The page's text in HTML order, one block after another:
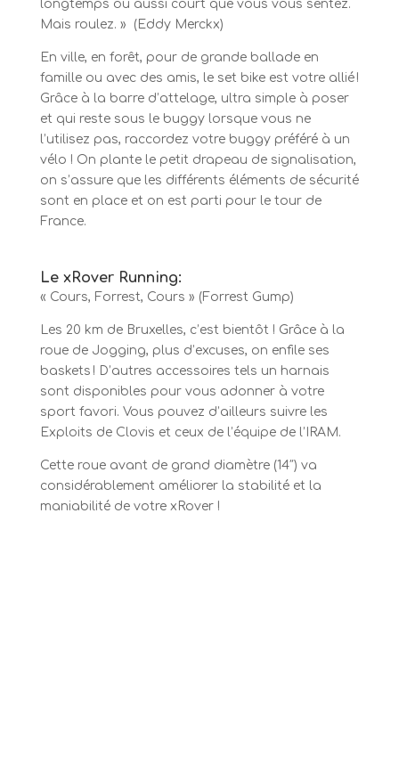
longtemps ou aussi court que vous vous sentez.
Mais roulez. » (Eddy Merckx)
En ville, en forêt, pour de grande ballade en
famille ou avec des amis, le set bike est votre allié !
Grâce à la barre d’attelage, ultra simple à poser
et qui reste sous le buggy lorsque vous ne
l’utilisez pas, raccordez votre buggy préféré à un
vélo ! On plante le petit drapeau de signalisation,
on s’assure que les différents éléments de sécurité
sont en place et on est parti pour le tour de
France.
Le xRover Running:
« Cours, Forrest, Cours » (Forrest Gump)
Les 20 km de Bruxelles, c’est bientôt ! Grâce à la
roue de Jogging, plus d’excuses, on enfile ses
baskets ! D’autres accessoires tels un harnais
sont disponibles pour vous adonner à votre
sport favori. Vous pouvez d’ailleurs suivre les
Exploits de Clovis et ceux de l’équipe de l’IRAM.
Cette roue avant de grand diamètre (14″) va
considérablement améliorer la stabilité et la
maniabilité de votre xRover !